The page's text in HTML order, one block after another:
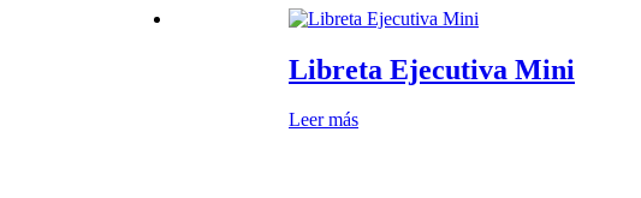
Libreta Ejecutiva Mini
Leer más